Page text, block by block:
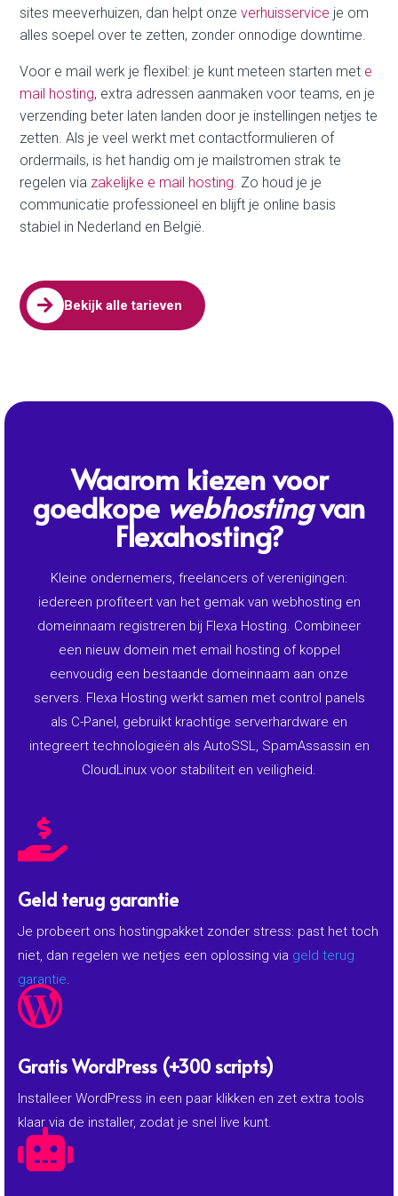
sites meeverhuizen, dan helpt onzeverhuisservice je om
alles soepel over te zetten, zonder onnodige downtime.
Voor e mail werk je flexibel: je kunt meteen starten met e
mail hosting, extra adressen aanmaken voor teams, en je
verzending beter laten landen door je instellingen netjes te
zetten. Als je veel werkt met contactformulieren of
ordermails, is het handig om je mailstromen strak te
regelen via zakelijke e mail hosting . Zo houd je je
communicatie professioneel en blijft je online basis
stabiel in Nederland en België.
 Bekijk alle tarieven
Waarom kiezen voor
goedkope webhostingvan
Flexahosting?
Kleine ondernemers, freelancers of verenigingen:
iedereen profiteert van het gemak van webhosting en
domeinnaam registreren bij Flexa Hosting. Combineer
een nieuw domein met email hosting of koppel
eenvoudig een bestaande domeinnaam aan onze
servers. Flexa Hosting werkt samen met control panels
als C-Panel, gebruikt krachtige serverhardware en
integreert technologieën als AutoSSL, SpamAssassin en
CloudLinux voor stabiliteit en veiligheid.

Geld terug garantie
Je probeert ons hostingpakket zonder stress: past het toch
niet, dan regelen we netjes een oplossing via geld terug
garantie

Gratis WordPress (+300 scripts)
Installeer WordPress in een paar klikken en zet extra tools
klaar via de installer, zodat je snel live kunt.
